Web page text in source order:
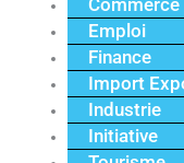
Commerce
Emploi
Finance
Import
Industrie
Initiative